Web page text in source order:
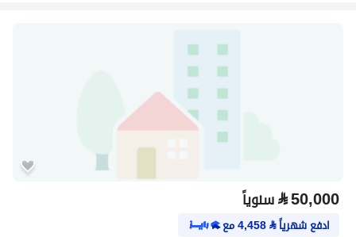
⃁50,000 سنوياً
ادفع شهرياً⃁
4,458مع